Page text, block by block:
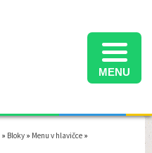
MENU
» Bloky » Menu v hlavičce »